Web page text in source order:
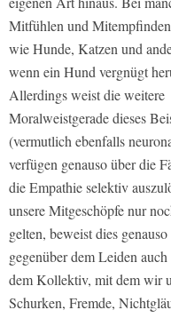
Mitfühlen und
wie Hunde, Katzen und
wenn ein Hund vergnügt
Allerdings weist die weitere
Moralweistgerade dieses
(vermutlich ebenfalls
verfügen genauso über die
die Empathie selektiv
unsere Mitgeschöpfe nur
gelten, beweist dies
gegenüber dem Leiden
dem Kollektiv, mit dem wir
Schurken, Fremde,